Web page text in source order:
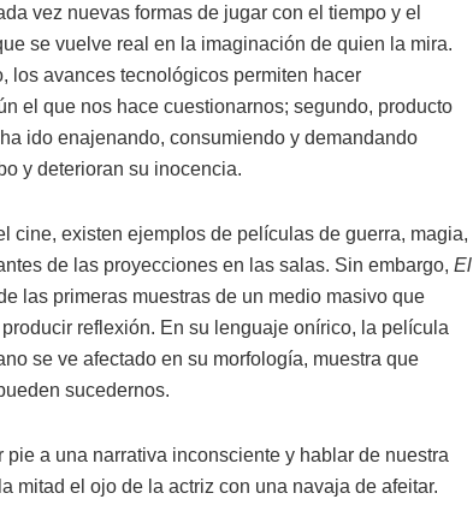
vez nuevas formas de jugar con el tiempo y el
se vuelve real en la imaginación de quien la mira.
los avances tecnológicos permiten hacer
el que nos hace cuestionarnos; segundo, producto
ido enajenando, consumiendo y demandando
y deterioran su inocencia.
cine, existen ejemplos de películas de guerra, magia,
de las proyecciones en las salas. Sin embargo, El
las primeras muestras de un medio masivo que
reflexión. En su lenguaje onírico, la película
se ve afectado en su morfología, muestra que
sucedernos.
a una narrativa inconsciente y hablar de nuestra
mitad el ojo de la actriz con una navaja de afeitar.